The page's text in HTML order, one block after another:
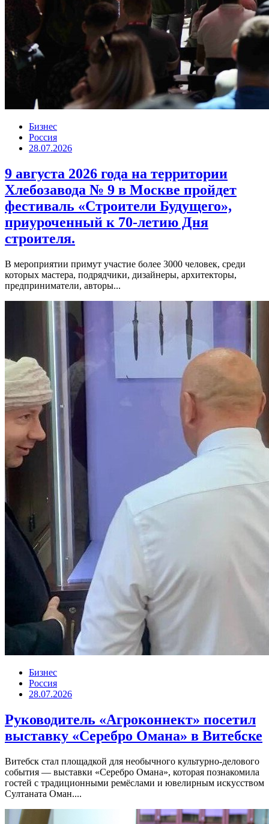
Бизнес
Россия
28.07.2026
9 августа 2026 года на территории
Хлебозавода № 9 в Москве пройдет
фестиваль «Строители Будущего»,
приуроченный к 70-летию Дня
строителя.
В мероприятии примут участие более 3000 человек, среди
которых мастера, подрядчики, дизайнеры, архитекторы,
предприниматели, авторы...
Бизнес
Россия
28.07.2026
Руководитель «Агроконнект» посетил
выставку «Серебро Омана» в Витебске
Витебск стал площадкой для необычного культурно-делового
события — выставки «Серебро Омана», которая познакомила
гостей с традиционными ремёслами и ювелирным искусством
Султаната Оман....